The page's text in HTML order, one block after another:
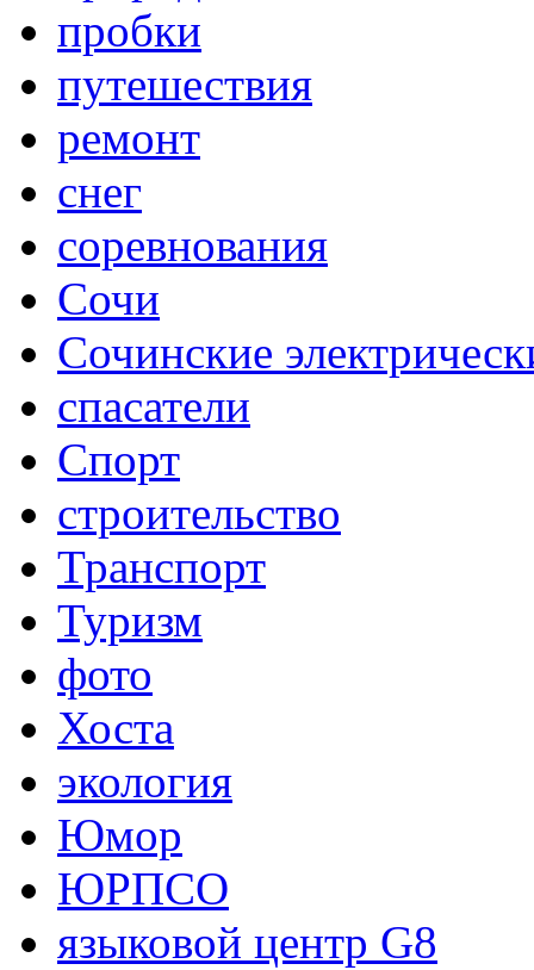
пробки
путешествия
ремонт
снег
соревнования
Сочи
Сочинские
спасатели
Спорт
строительство
Транспорт
Туризм
фото
Хоста
экология
Юмор
ЮРПСО
языковой центр G8